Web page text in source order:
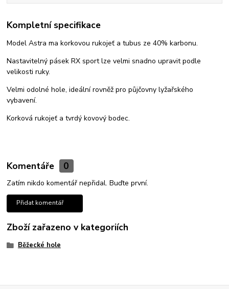
Kompletní specifikace
Model Astra ma korkovou rukojeť a tubus ze 40% karbonu.
Nastavitelný pásek RX sport lze velmi snadno upravit podle
velikosti ruky.
Velmi odolné hole, ideální rovněž pro půjčovny lyžařského
vybavení.
Korková rukojeť a tvrdý kovový bodec.
Komentáře 0
Zatím nikdo komentář nepřidal. Buďte první.
Přidat komentář
Zboží zařazeno v kategoriích
Běžecké hole